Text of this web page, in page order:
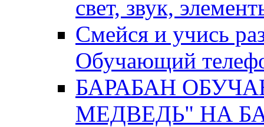
свет, звук,
Смейся и учись
Обучающий
БАРАБАН
МЕДВЕДЬ" НА